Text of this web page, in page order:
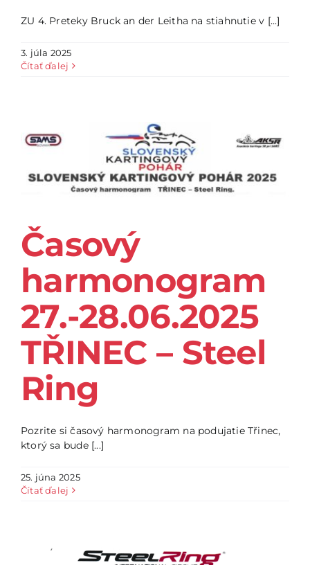
ZU 4. Preteky Bruck an der Leitha na stiahnutie v [...]
3. júla 2025
Čítať ďalej
Časový
harmonogram
27.-28.06.2025
TŘINEC – Steel
Ring
Pozrite si časový harmonogram na podujatie Třinec,
ktorý sa bude [...]
25. júna 2025
Čítať ďalej